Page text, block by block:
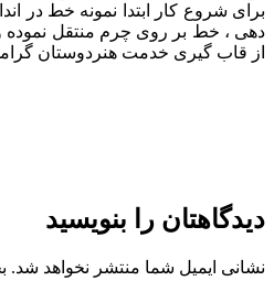
برای شروع کار ابتدا نمونه خط در
دهی ، خط بر روی چرم منتقل نموده
از قاب گیری خدمت هنردوستان
دیدگاهتان را بنویسید
نشانی ایمیل شما منتشر نخواهد شد.